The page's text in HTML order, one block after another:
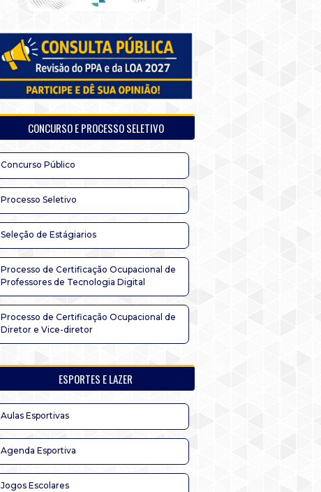
CONCURSO E PROCESSO SELETIVO
Concurso Público
Processo Seletivo
Seleção de Estágiarios
Processo de Certificação Ocupacional de
Professores de Tecnologia Digital
Processo de Certificação Ocupacional de
Diretor e Vice-diretor
ESPORTES E LAZER
Aulas Esportivas
Agenda Esportiva
Jogos Escolares